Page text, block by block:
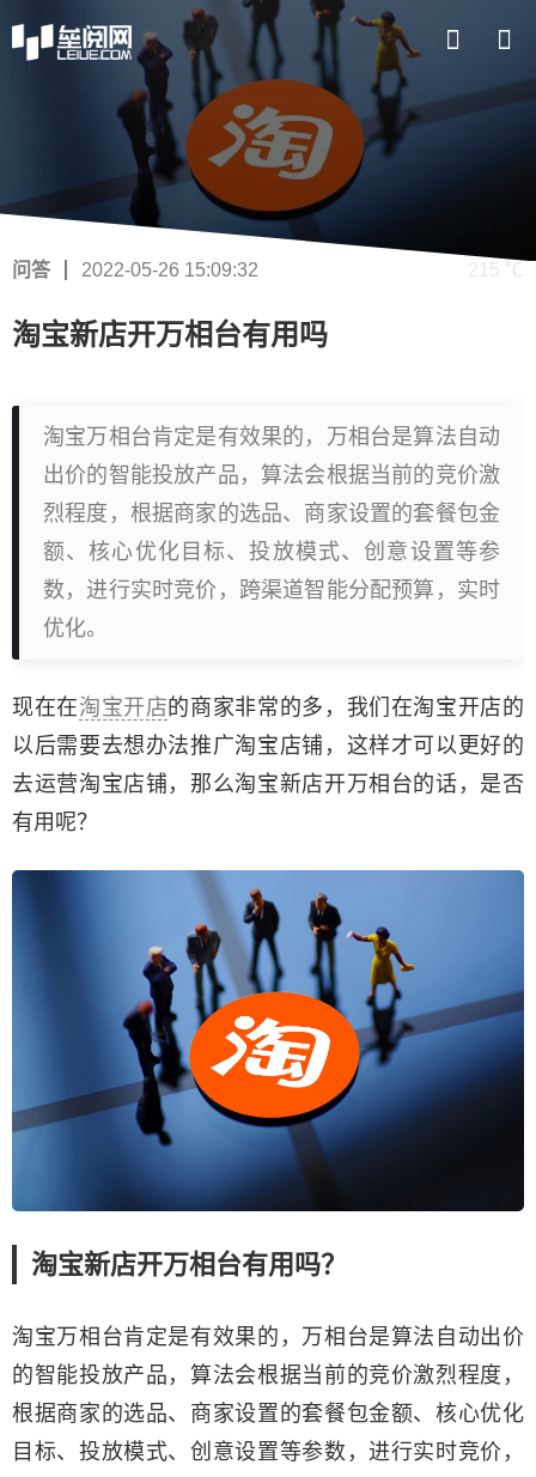
问答 2022-05-26 15:09:32 215 ℃
淘宝新店开万相台有用吗
淘宝万相台肯定是有效果的，万相台是算法自动
出价的智能投放产品，算法会根据当前的竞价激
烈程度，根据商家的选品、商家设置的套餐包金
额、核心优化目标、投放模式、创意设置等参
数，进行实时竞价，跨渠道智能分配预算，实时
优化。
现在在淘宝开店的商家非常的多，我们在淘宝开店的
以后需要去想办法推广淘宝店铺，这样才可以更好的
去运营淘宝店铺，那么淘宝新店开万相台的话，是否
有用呢？
淘宝新店开万相台有用吗？
淘宝万相台肯定是有效果的，万相台是算法自动出价
的智能投放产品，算法会根据当前的竞价激烈程度，
根据商家的选品、商家设置的套餐包金额、核心优化
目标、投放模式、创意设置等参数，进行实时竞价，